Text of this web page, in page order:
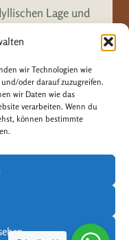
wir Technologien wie
oder darauf zuzugreifen.
wir Daten wie das
verarbeiten. Wenn du
können bestimmte
Lage und